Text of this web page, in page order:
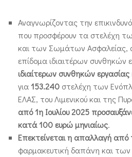
Αναγνωρίζοντας την
που προσφέρουν τα στελέχη
και των Σωμάτων Ασφαλείας,
επίδομα ιδιαιτέρων συνθηκών
ιδιαίτερων συνθηκών εργασίας
για153.240 στελέχη των
ΕΛΑΣ, του Λιμενικού και της
από 1η Ιουλίου 2025
κατά 100 ευρώ μηνιαίως.
Επεκτείνεται η απαλλαγή από
φαρμακευτική δαπάνη και